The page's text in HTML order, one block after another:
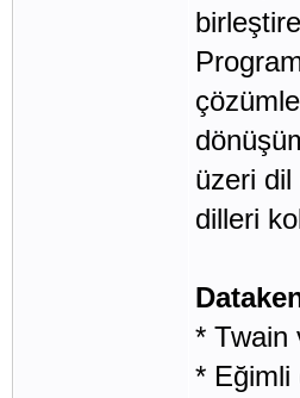
üzeri dil
dilleri
* Twain
* Eğimli